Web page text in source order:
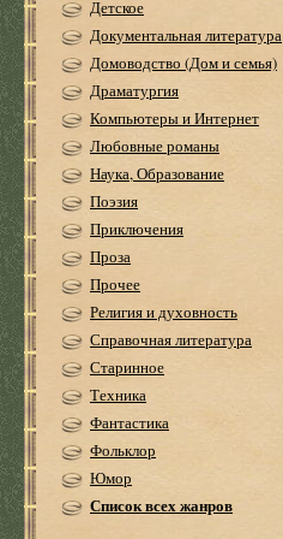
Детское
Документальная литература
Домоводство (Дом и семья)
Драматургия
Компьютеры и Интернет
Любовные романы
Наука, Образование
Поэзия
Приключения
Проза
Прочее
Религия и духовность
Справочная литература
Старинное
Техника
Фантастика
Фольклор
Юмор
Список всех жанров